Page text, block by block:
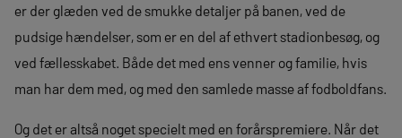
er der glæden ved de smukke detaljer på banen, ved de
pudsige hændelser, som er en del af ethvert stadionbesøg, og
ved fællesskabet. Både det med ens venner og familie, hvis
man har dem med, og med den samlede masse af fodboldfans.
Og det er altså noget specielt med en forårspremiere. Når det